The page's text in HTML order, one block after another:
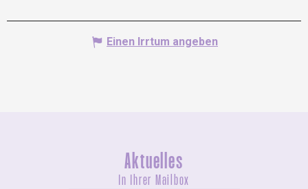
Einen Irrtum angeben
Aktuelles
In Ihrer Mailbox